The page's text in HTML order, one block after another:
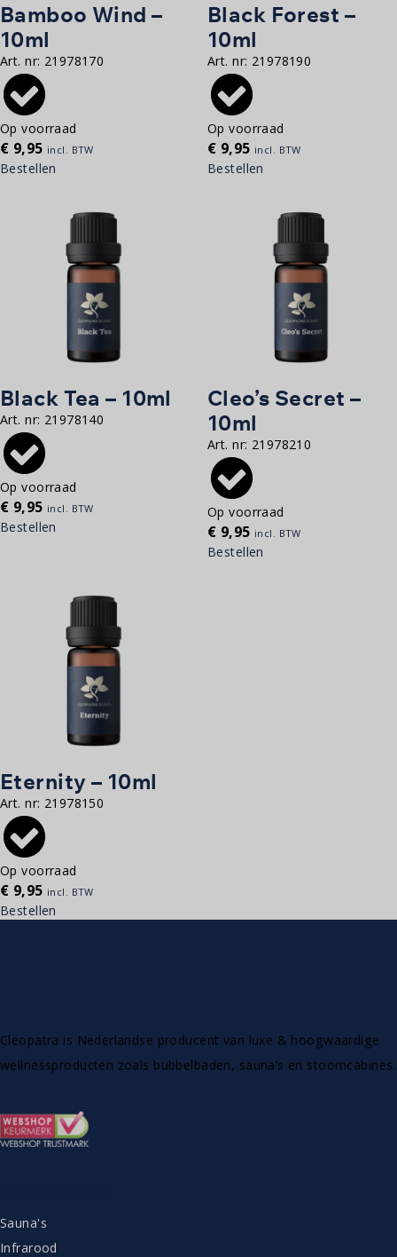
Bamboo Wind –
10ml
Art. nr: 21978170
Op voorraad
€ 9,95 incl. BTW
Bestellen
Black Forest –
10ml
Art. nr: 21978190
Op voorraad
€ 9,95 incl. BTW
Bestellen
Black Tea – 10ml
Art. nr: 21978140
Op voorraad
€ 9,95 incl. BTW
Bestellen
Cleo’s Secret –
10ml
Art. nr: 21978210
Op voorraad
€ 9,95 incl. BTW
Bestellen
Eternity – 10ml
Art. nr: 21978150
Op voorraad
€ 9,95 incl. BTW
Bestellen
Cleopatra is Nederlandse producent van luxe & hoogwaardige
wellnessproducten zoals bubbelbaden, sauna’s en stoomcabines.
Sauna's
Infrarood